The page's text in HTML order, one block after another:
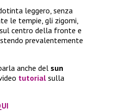
leggero, senza
le tempie, gli zigomi,
centro della fronte e
prevalentemente
anche del sun
tutorial sulla